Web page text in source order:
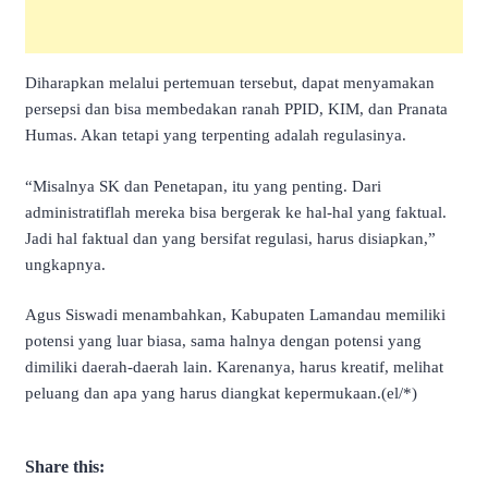
Diharapkan melalui pertemuan tersebut, dapat menyamakan
persepsi dan bisa membedakan ranah PPID, KIM, dan Pranata
Humas. Akan tetapi yang terpenting adalah regulasinya.
“Misalnya SK dan Penetapan, itu yang penting. Dari
administratiflah mereka bisa bergerak ke hal-hal yang faktual.
Jadi hal faktual dan yang bersifat regulasi, harus disiapkan,”
ungkapnya.
Agus Siswadi menambahkan, Kabupaten Lamandau memiliki
potensi yang luar biasa, sama halnya dengan potensi yang
dimiliki daerah-daerah lain. Karenanya, harus kreatif, melihat
peluang dan apa yang harus diangkat kepermukaan.(el/*)
Share this: